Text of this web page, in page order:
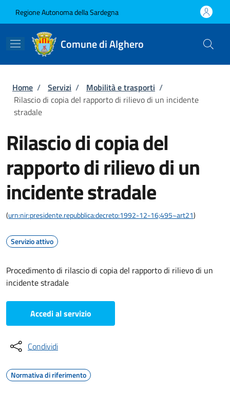
Regione Autonoma della Sardegna
Comune di Alghero
Briciole di pane
Home / Servizi / Mobilità e trasporti /
Rilascio di copia del rapporto di rilievo di un incidente
stradale
Rilascio di copia del
rapporto di rilievo di un
incidente stradale
(urn:nir:presidente.repubblica:decreto:1992-12-16;495~art21)
Servizio attivo
Procedimento di rilascio di copia del rapporto di rilievo di un
incidente stradale
Accedi al servizio
Condividi
Normativa di riferimento